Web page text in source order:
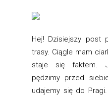
Hej! Dzisiejszy post
trasy. Ciągle mam
staje się faktem.
pędzimy przed
udajemy się do